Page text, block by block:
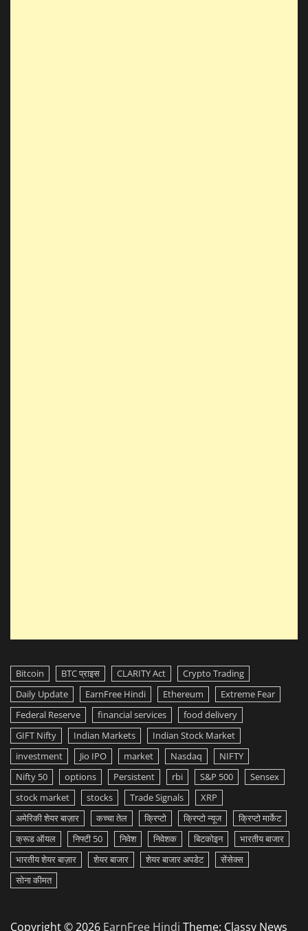
Bitcoin BTC प्राइस CLARITY Act
Crypto Trading
Daily Update
EarnFree Hindi Ethereum
Extreme Fear
Federal Reserve
financial services
food delivery
GIFT Nifty
Indian Markets
Indian Stock Market
investment
Jio IPO market Nasdaq
NIFTY
Nifty 50
options Persistent rbi S&P 500
Sensex
stock market
stocks Trade Signals
XRP
अमेरिकी शेयर बाज़ार
कच्चा तेल क्रिप्टो क्रिप्टो न्यूज
क्रिप्टो मार्केट
क्रूड ऑयल
निफ्टी 50 निवेश निवेशक बिटकोइन
भारतीय बाजार
भारतीय शेयर बाज़ार
शेयर बाजार शेयर बाजार अपडेट
सेंसेक्स
सोना कीमत
Copyright © 2026 EarnFree Hindi Theme: Classy News